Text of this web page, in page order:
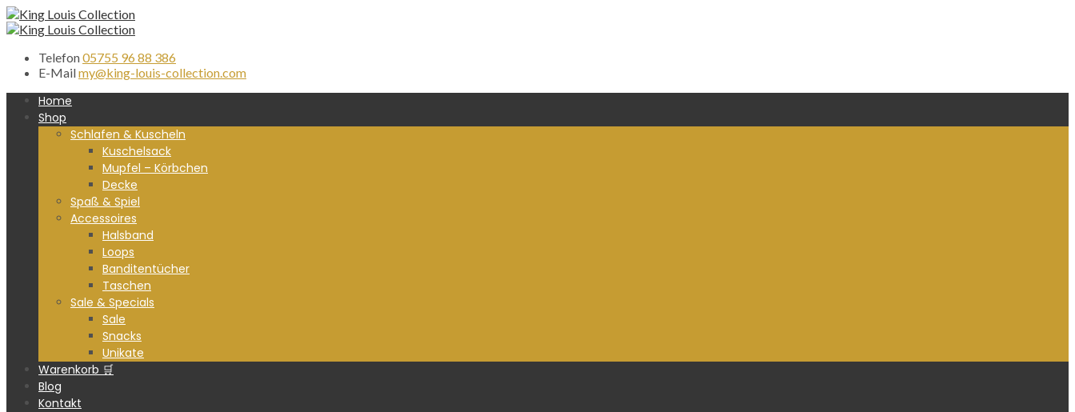
Telefon05755 96 88 386
E-Mailmy@king-louis-collection.com
Home
Shop
Schlafen & Kuscheln
Kuschelsack
Mupfel – Körbchen
Decke
Spaß & Spiel
Accessoires
Halsband
Loops
Banditentücher
Taschen
Sale & Specials
Sale
Snacks
Unikate
Warenkorb 🛒
Blog
Kontakt